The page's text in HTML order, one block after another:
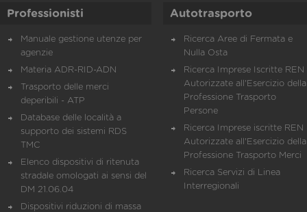
Professionisti
Manuale gestione utenze per
agenzie
Materia ADR-RID-ADN
Trasporto delle merci
deperibili - ATP
Database delle località a
supporto dei sistemi RDS
TMC
Elenco dispositivi di ritenuta
stradale omologati ai sensi del
DM 21.06.04
Dispositivi riduzioni di massa
Autotrasporto
Ricerca Aree di Fermata e
Nulla Osta
Ricerca Imprese Iscritte REN
Autorizzate all'Esercizio della
Professione Trasporto
Persone
Ricerca Imprese iscritte REN
Autorizzate all'Esercizio della
Professione Trasporto Merci
Ricerca Servizi di Linea
Interregionali